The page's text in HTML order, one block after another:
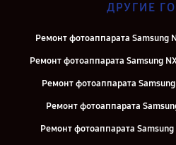
ДРУГИЕ
Ремонт фотоаппарата Samsung
Ремонт фотоаппарата Samsung
Ремонт фотоаппарата
Ремонт фотоаппарата
Ремонт фотоаппарата Samsung